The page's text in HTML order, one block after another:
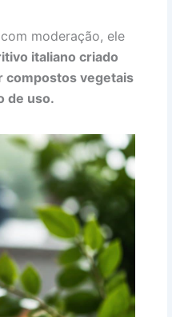
moderação, ele
italiano criado
compostos vegetais
de uso.